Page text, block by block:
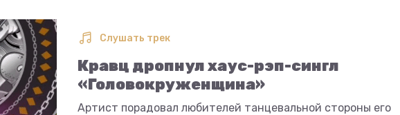
Слушать трек
Кравц дропнул хаус-рэп-сингл
«Головокруженщина»
Артист порадовал любителей танцевальной стороны его